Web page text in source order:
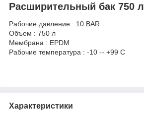
Расширительный бак 750 л
Рабочие давление : 10 BAR
Объем : 750 л
Мембрана : EPDM
Рабочие температура : -10 -- +99 C
Характеристики